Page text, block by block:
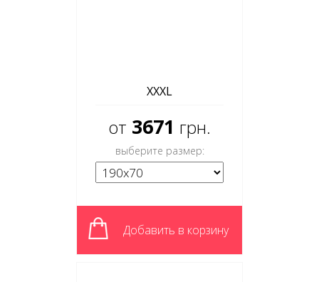
XXXL
от 3671 грн.
выберите размер:
Добавить в корзину